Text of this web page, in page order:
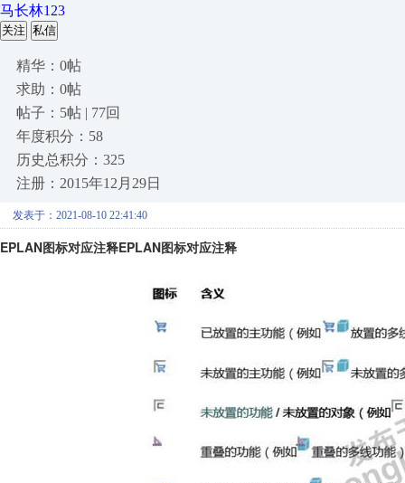
马长林123
关注 私信
精华：0帖
求助：0帖
帖子：5帖 | 77回
年度积分：58
历史总积分：325
注册：2015年12月29日
发表于：2021-08-10 22:41:40
EPLAN图标对应注释EPLAN图标对应注释